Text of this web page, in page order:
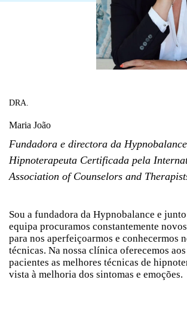
DRA.
Maria João
Fundadora e directora da
Hipnoterapeuta Certificada pela
Association of Counselors and
Sou a fundadora da Hypnobalance e
equipa procuramos constantemente
para nos aperfeiçoarmos e conhecermos
técnicas. Na nossa clínica oferecemos aos
pacientes as melhores técnicas de
vista à melhoria dos sintomas e emoções.